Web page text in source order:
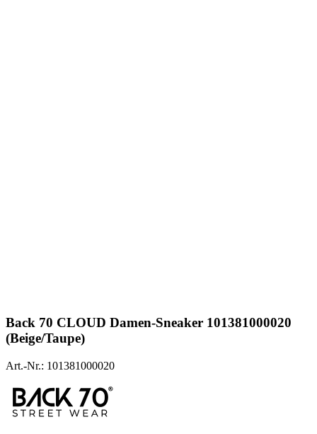
Back 70 CLOUD Damen-Sneaker 101381000020
(Beige/Taupe)
Art.-Nr.: 101381000020